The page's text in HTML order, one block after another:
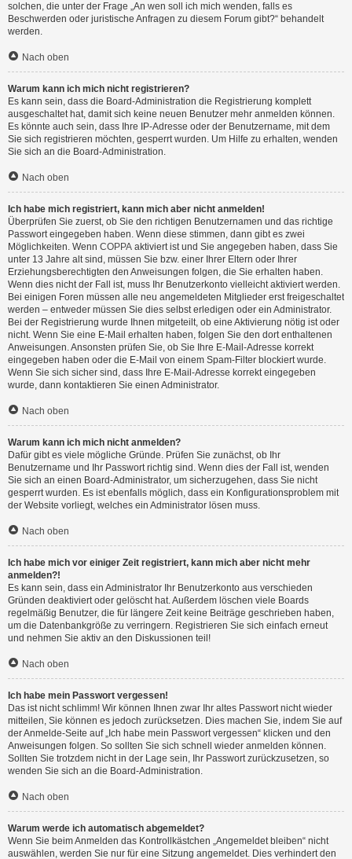
solchen, die unter der Frage „An wen soll ich mich wenden, falls es
Beschwerden oder juristische Anfragen zu diesem Forum gibt?“ behandelt
werden.
Nach oben
Warum kann ich mich nicht registrieren?
Es kann sein, dass die Board-Administration die Registrierung komplett
ausgeschaltet hat, damit sich keine neuen Benutzer mehr anmelden können.
Es könnte auch sein, dass Ihre IP-Adresse oder der Benutzername, mit dem
Sie sich registrieren möchten, gesperrt wurden. Um Hilfe zu erhalten, wenden
Sie sich an die Board-Administration.
Nach oben
Ich habe mich registriert, kann mich aber nicht anmelden!
Überprüfen Sie zuerst, ob Sie den richtigen Benutzernamen und das richtige
Passwort eingegeben haben. Wenn diese stimmen, dann gibt es zwei
Möglichkeiten. Wenn COPPA aktiviert ist und Sie angegeben haben, dass Sie
unter 13 Jahre alt sind, müssen Sie bzw. einer Ihrer Eltern oder Ihrer
Erziehungsberechtigten den Anweisungen folgen, die Sie erhalten haben.
Wenn dies nicht der Fall ist, muss Ihr Benutzerkonto vielleicht aktiviert werden.
Bei einigen Foren müssen alle neu angemeldeten Mitglieder erst freigeschaltet
werden – entweder müssen Sie dies selbst erledigen oder ein Administrator.
Bei der Registrierung wurde Ihnen mitgeteilt, ob eine Aktivierung nötig ist oder
nicht. Wenn Sie eine E-Mail erhalten haben, folgen Sie den dort enthaltenen
Anweisungen. Ansonsten prüfen Sie, ob Sie Ihre E-Mail-Adresse korrekt
eingegeben haben oder die E-Mail von einem Spam-Filter blockiert wurde.
Wenn Sie sich sicher sind, dass Ihre E-Mail-Adresse korrekt eingegeben
wurde, dann kontaktieren Sie einen Administrator.
Nach oben
Warum kann ich mich nicht anmelden?
Dafür gibt es viele mögliche Gründe. Prüfen Sie zunächst, ob Ihr
Benutzername und Ihr Passwort richtig sind. Wenn dies der Fall ist, wenden
Sie sich an einen Board-Administrator, um sicherzugehen, dass Sie nicht
gesperrt wurden. Es ist ebenfalls möglich, dass ein Konfigurationsproblem mit
der Website vorliegt, welches ein Administrator lösen muss.
Nach oben
Ich habe mich vor einiger Zeit registriert, kann mich aber nicht mehr
anmelden?!
Es kann sein, dass ein Administrator Ihr Benutzerkonto aus verschieden
Gründen deaktiviert oder gelöscht hat. Außerdem löschen viele Boards
regelmäßig Benutzer, die für längere Zeit keine Beiträge geschrieben haben,
um die Datenbankgröße zu verringern. Registrieren Sie sich einfach erneut
und nehmen Sie aktiv an den Diskussionen teil!
Nach oben
Ich habe mein Passwort vergessen!
Das ist nicht schlimm! Wir können Ihnen zwar Ihr altes Passwort nicht wieder
mitteilen, Sie können es jedoch zurücksetzen. Dies machen Sie, indem Sie auf
der Anmelde-Seite auf „Ich habe mein Passwort vergessen“ klicken und den
Anweisungen folgen. So sollten Sie sich schnell wieder anmelden können.
Sollten Sie trotzdem nicht in der Lage sein, Ihr Passwort zurückzusetzen, so
wenden Sie sich an die Board-Administration.
Nach oben
Warum werde ich automatisch abgemeldet?
Wenn Sie beim Anmelden das Kontrollkästchen „Angemeldet bleiben“ nicht
auswählen, werden Sie nur für eine Sitzung angemeldet. Dies verhindert den